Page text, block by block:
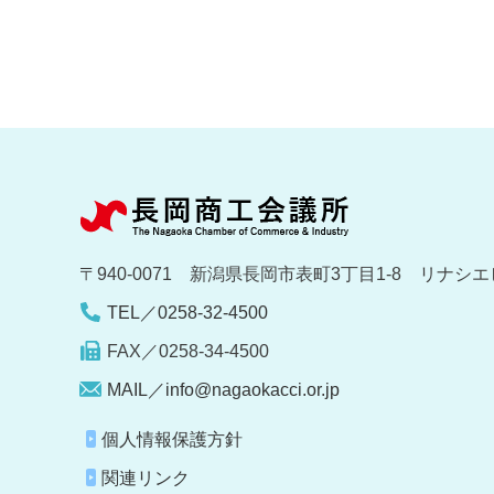
〒940-0071 新潟県長岡市表町3丁目1-8 リナシエ
TEL／0258-32-4500
FAX／0258-34-4500
MAIL／info@nagaokacci.or.jp
個人情報保護方針
関連リンク